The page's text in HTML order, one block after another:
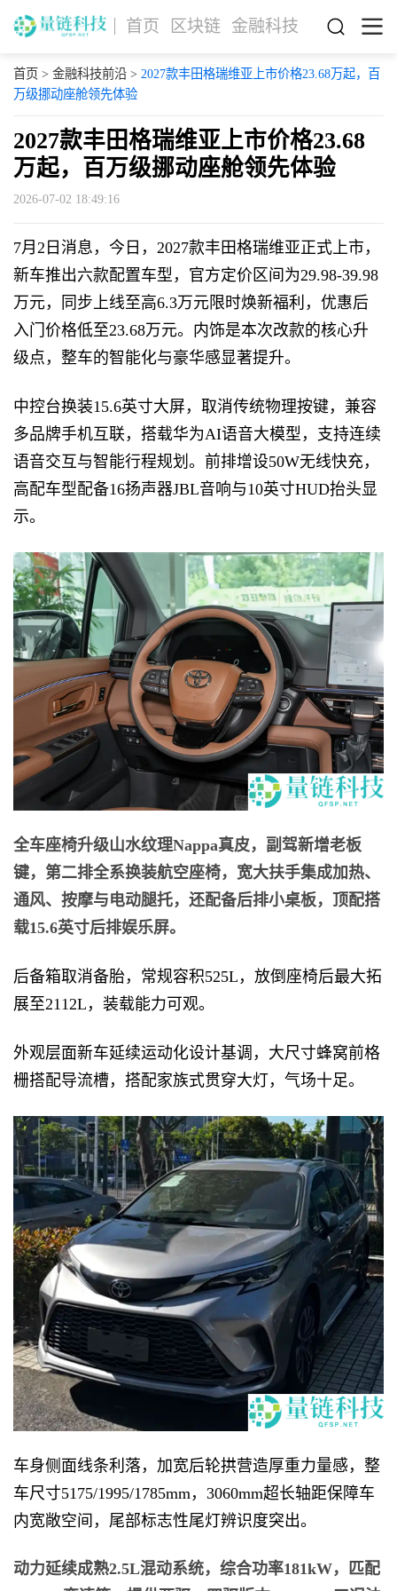
首页 区块链 金融科技
首页 > 金融科技前沿> 2027款丰田格瑞维亚上市价格23.68万起，百
万级挪动座舱领先体验
2027款丰田格瑞维亚上市价格23.68
万起，百万级挪动座舱领先体验
2026-07-02 18:49:16
7月2日消息，今日，2027款丰田格瑞维亚正式上市，
新车推出六款配置车型，官方定价区间为29.98-39.98
万元，同步上线至高6.3万元限时焕新福利，优惠后
入门价格低至23.68万元。内饰是本次改款的核心升
级点，整车的智能化与豪华感显著提升。
中控台换装15.6英寸大屏，取消传统物理按键，兼容
多品牌手机互联，搭载华为AI语音大模型，支持连续
语音交互与智能行程规划。前排增设50W无线快充，
高配车型配备16扬声器JBL音响与10英寸HUD抬头显
示。
全车座椅升级山水纹理Nappa真皮，副驾新增老板
键，第二排全系换装航空座椅，宽大扶手集成加热、
通风、按摩与电动腿托，还配备后排小桌板，顶配搭
载15.6英寸后排娱乐屏。
后备箱取消备胎，常规容积525L，放倒座椅后最大拓
展至2112L，装载能力可观。
外观层面新车延续运动化设计基调，大尺寸蜂窝前格
栅搭配导流槽，搭配家族式贯穿大灯，气场十足。
车身侧面线条利落，加宽后轮拱营造厚重力量感，整
车尺寸5175/1995/1785mm，3060mm超长轴距保障车
内宽敞空间，尾部标志性尾灯辨识度突出。
动力延续成熟2.5L混动系统，综合功率181kW，匹配